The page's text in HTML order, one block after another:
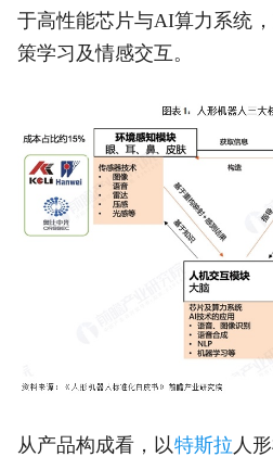
于高性能芯片与AI算力系统
策学习及情感交互。
从产品构成看，以特斯拉 人